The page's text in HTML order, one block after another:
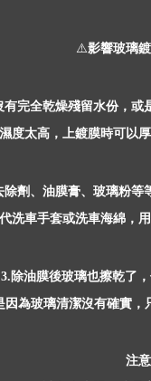
⚠️影響玻璃
有完全乾燥殘留水份，或
度太高，上鍍膜時可以
劑、油膜膏、玻璃粉
洗車手套或洗車海綿，
3. 除油膜後玻璃也擦乾了
因為玻璃清潔沒有確實
注